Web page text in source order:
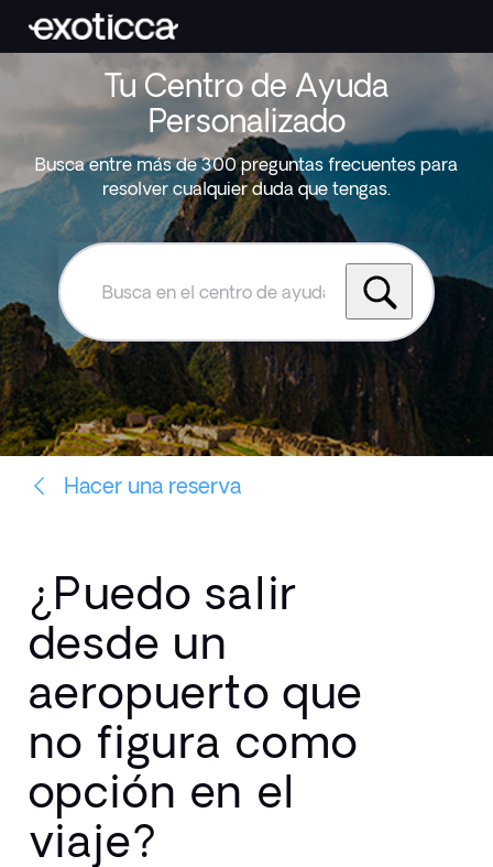
Tu Centro de Ayuda
Personalizado
Busca entre más de 300 preguntas frecuentes para
resolver cualquier duda que tengas.
Busca
el
centro
de
ayuda
de
Exoticca
Hacer una reserva
¿Puedo salir
desde un
aeropuerto que
no figura como
opción en el
viaje?